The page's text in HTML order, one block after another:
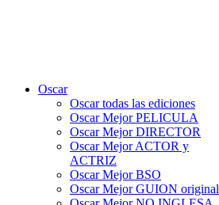
Oscar
Oscar todas las ediciones
Oscar Mejor PELICULA
Oscar Mejor DIRECTOR
Oscar Mejor ACTOR y
ACTRIZ
Oscar Mejor BSO
Oscar Mejor GUION original